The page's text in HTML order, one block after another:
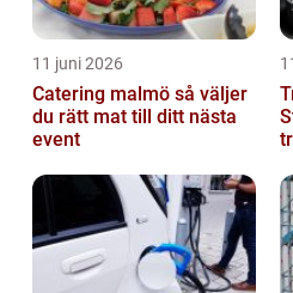
11 juni 2026
Catering malmö så väljer
du rätt mat till ditt nästa
event